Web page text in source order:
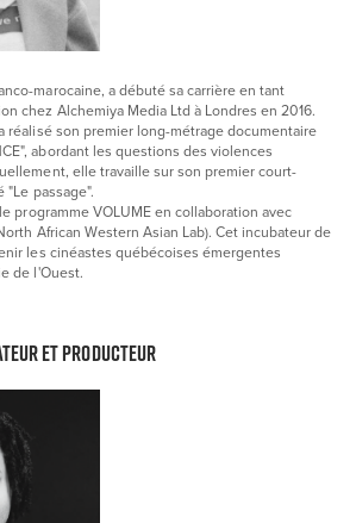
marocaine, a débuté sa carrière en tant
chez Alchemiya Media Ltd à Londres en 2016.
réalisé son premier long-métrage documentaire
abordant les questions des violences
elle travaille sur son premier court-
passage".
programme VOLUME en collaboration avec
African Western Asian Lab). Cet incubateur de
les cinéastes québécoises émergentes
de l'Ouest.
et producteur